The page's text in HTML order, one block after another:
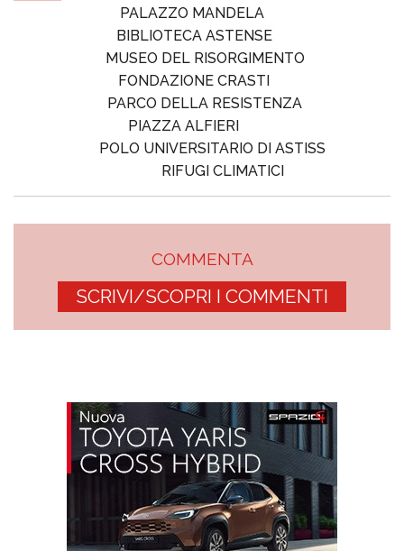
PALAZZO MANDELA
BIBLIOTECA ASTENSE
MUSEO DEL RISORGIMENTO
FONDAZIONE CRASTI
PARCO DELLA RESISTENZA
PIAZZA ALFIERI
POLO UNIVERSITARIO DI ASTISS
RIFUGI CLIMATICI
COMMENTA
SCRIVI/SCOPRI I COMMENTI